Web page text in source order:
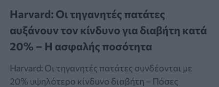
Harvard: Οι τηγανητές πατάτες
αυξάνουν τον κίνδυνο για διαβήτη κατά
20% – Η ασφαλής ποσότητα
Harvard: Οι τηγανητές πατάτες συνδέονται με
20% υψηλότερο κίνδυνο διαβήτη – Πόσες